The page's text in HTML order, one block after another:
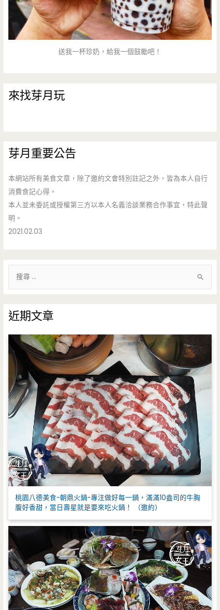
送我一杯珍奶，給我一個鼓勵吧！
來找芽月玩
芽月重要公告
本網站所有美食文章，除了邀約文會特別註記之外，皆為本人自行
消費食記心得。
本人並未委託或授權第三方以本人名義洽談業務合作事宜，特此聲
明。
2021.02.03
鍵
字
:
近期文章
桃園八德美食-朝鼎火鍋-專注做好每一鍋，滿滿10盎司的牛胸
腹好香甜，當日壽星就是要來吃火鍋！ （邀約）